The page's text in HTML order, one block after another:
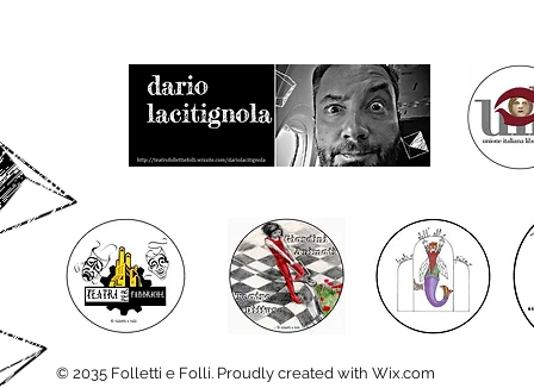
© 2035 Folletti e Folli. Proudly created with Wix.com